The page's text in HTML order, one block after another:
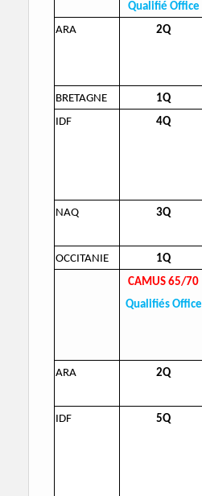
Qualifié Office
ARA
2Q
BRETAGNE 1Q
IDF
4Q
NAQ 3Q
OCCITANIE
1Q
CAMUS 65/70
Qualifiés Office
ARA
2Q
IDF 5Q